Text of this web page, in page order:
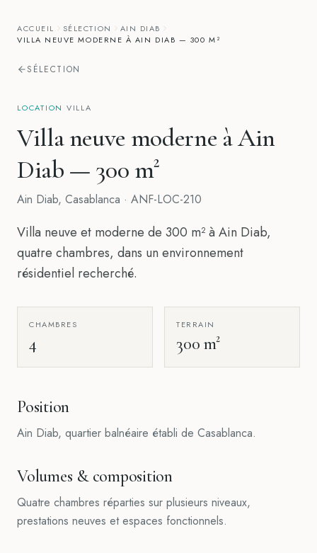
ACCUEIL SÉLECTION
AIN DIAB
VILLA NEUVE MODERNE À AIN DIAB — 300 M²
SÉLECTION
LOCATION VILLA
Villa neuve moderne à Ain
Diab — 300 m²
Ain Diab, Casablanca · ANF-LOC-210
Villa neuve et moderne de 300 m² à Ain Diab,
quatre chambres, dans un environnement
résidentiel recherché.
CHAMBRES
4
TERRAIN
300 m²
Position
Ain Diab, quartier balnéaire établi de Casablanca.
Volumes & composition
Quatre chambres réparties sur plusieurs niveaux,
prestations neuves et espaces fonctionnels.